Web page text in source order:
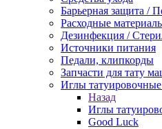
Барьерная защита /
Расходные
Дезинфекция /
Источники питания
Педали, клипкорды
Запчасти для тату
Иглы
Назад
Иглы
Good Luck